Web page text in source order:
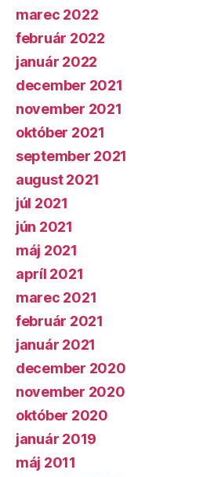
marec 2022
február 2022
január 2022
december 2021
november 2021
október 2021
september 2021
august 2021
júl 2021
jún 2021
máj 2021
apríl 2021
marec 2021
február 2021
január 2021
december 2020
november 2020
október 2020
január 2019
máj 2011